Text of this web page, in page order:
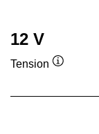
12 V
Tension